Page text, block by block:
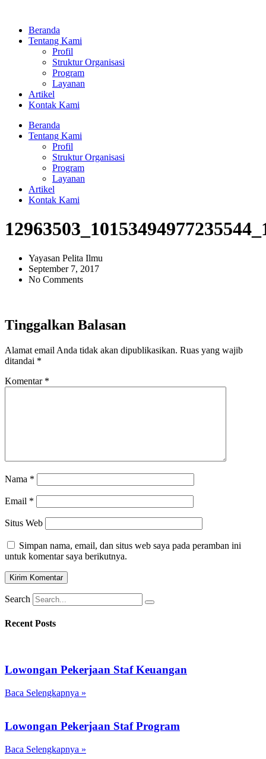
kontenBeranda
Tentang Kami
Profil
Struktur Organisasi
Program
Layanan
Artikel
Kontak Kami
Beranda
Tentang Kami
Profil
Struktur Organisasi
Program
Layanan
Artikel
Kontak Kami
Yayasan Pelita Ilmu
September 7, 2017
No Comments
Tinggalkan Balasan
Alamat email Anda tidak akan dipublikasikan. Ruas yang wajib
ditandai *
Komentar *
Nama *
Email *
Situs Web
Simpan nama, email, dan situs web saya pada peramban ini
untuk komentar saya berikutnya.
Search
Recent Posts
Lowongan Pekerjaan Staf Keuangan
Baca Selengkapnya »
Lowongan Pekerjaan Staf Program
Baca Selengkapnya »